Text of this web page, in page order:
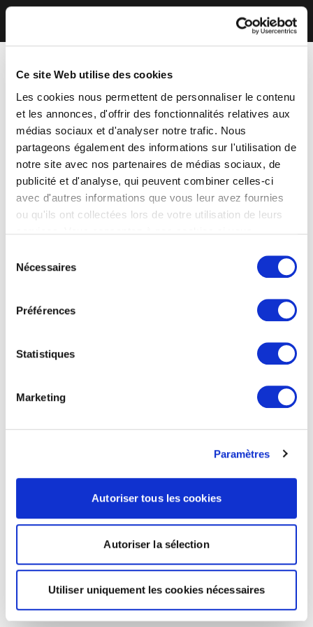
Ce site Web utilise des cookies
Les cookies nous permettent de personnaliser le contenu
et les annonces, d'offrir des fonctionnalités relatives aux
médias sociaux et d'analyser notre trafic. Nous
partageons également des informations sur l'utilisation de
notre site avec nos partenaires de médias sociaux, de
publicité et d'analyse, qui peuvent combiner celles-ci
avec d'autres informations que vous leur avez fournies
ou qu'ils ont collectées lors de votre utilisation de leurs
Nécessaires
Préférences
Statistiques
Marketing
Paramètres
Autoriser tous les cookies
Autoriser la sélection
Utiliser uniquement les cookies nécessaires